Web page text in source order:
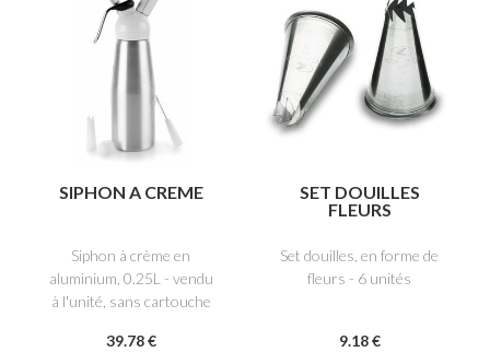
SIPHON A CREME
Siphon à crème en
aluminium, 0.25L - vendu
à l'unité, sans cartouche
39.78 €
SET DOUILLES
FLEURS
Set douilles, en forme de
fleurs - 6 unités
9.18 €